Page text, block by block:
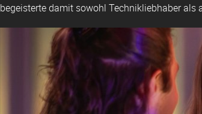
begeisterte damit sowohl Technikliebhaber als